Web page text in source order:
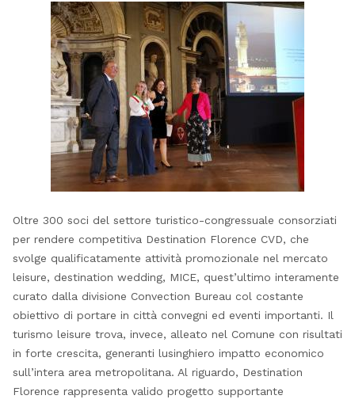
Oltre 300 soci del settore turistico-congressuale consorziati
per rendere competitiva Destination Florence CVD, che
svolge qualificatamente attività promozionale nel mercato
leisure, destination wedding, MICE, quest’ultimo interamente
curato dalla divisione Convection Bureau col costante
obiettivo di portare in città convegni ed eventi importanti. Il
turismo leisure trova, invece, alleato nel Comune con risultati
in forte crescita, generanti lusinghiero impatto economico
sull’intera area metropolitana. Al riguardo, Destination
Florence rappresenta valido progetto supportante